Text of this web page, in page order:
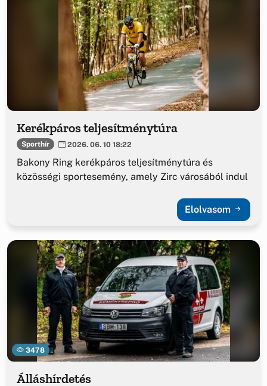
Kerékpáros teljesítménytúra
Sporthír 2026. 06. 10 18:22
Bakony Ring kerékpáros teljesítménytúra és
közösségi sportesemény, amely Zirc városából indul
Elolvasom
3478
Álláshírdetés